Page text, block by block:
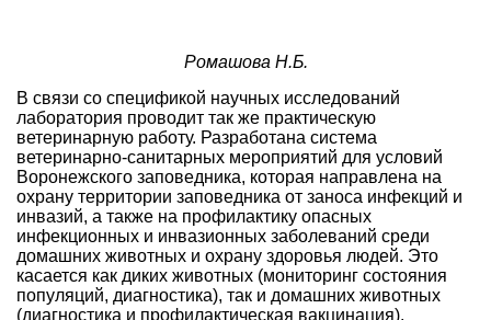
Ромашова Н.Б.
В связи со спецификой научных исследований
лаборатория проводит так же практическую
ветеринарную работу. Разработана система
ветеринарно-санитарных мероприятий для условий
Воронежского заповедника, которая направлена на
охрану территории заповедника от заноса инфекций и
инвазий, а также на профилактику опасных
инфекционных и инвазионных заболеваний среди
домашних животных и охрану здоровья людей. Это
касается как диких животных (мониторинг состояния
популяций, диагностика), так и домашних животных
(диагностика и профилактическая вакцинация).